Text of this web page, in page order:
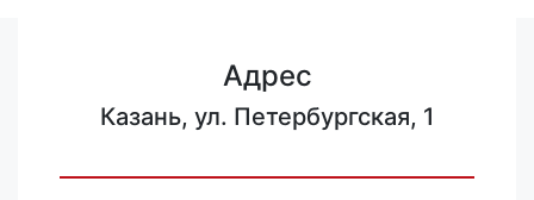
Адрес
Казань, ул. Петербургская, 1